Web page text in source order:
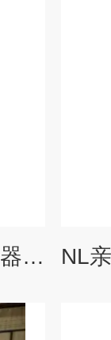
NL逆流换热芯空气换热器配件耐候性强